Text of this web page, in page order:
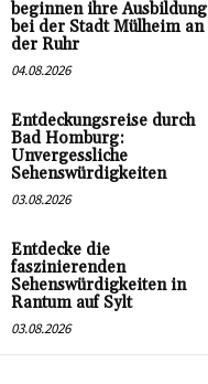
beginnen ihre Ausbildung
bei der Stadt Mülheim an
der Ruhr
04.08.2026
Entdeckungsreise durch
Bad Homburg:
Unvergessliche
Sehenswürdigkeiten
03.08.2026
Entdecke die
faszinierenden
Sehenswürdigkeiten in
Rantum auf Sylt
03.08.2026